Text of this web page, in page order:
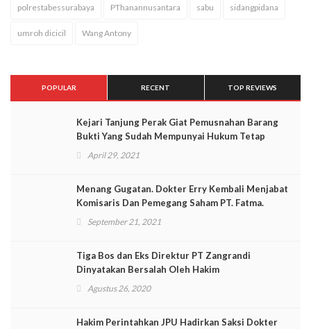
polrestabessurabaya PThanannusantara sabu sidangpidana
umroh dicicil Wang Antony
POPULAR RECENT TOP REVIEWS
Kejari Tanjung Perak Giat Pemusnahan Barang
Bukti Yang Sudah Mempunyai Hukum Tetap
April 29, 2021
Menang Gugatan. Dokter Erry Kembali Menjabat
Komisaris Dan Pemegang Saham PT. Fatma.
September 21, 2021
Tiga Bos dan Eks Direktur PT Zangrandi
Dinyatakan Bersalah Oleh Hakim
Agustus 26, 2020
Hakim Perintahkan JPU Hadirkan Saksi Dokter